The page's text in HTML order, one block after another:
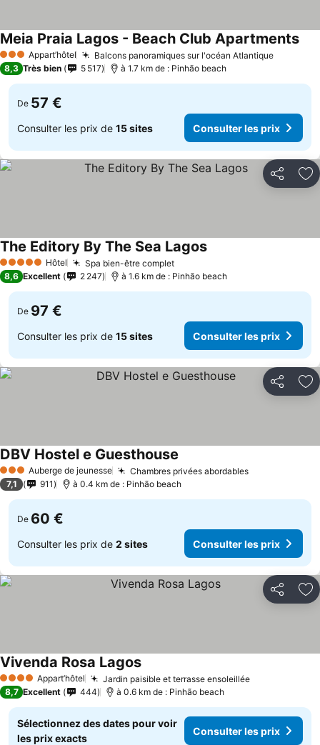
3 ÉtoilesAppart’hôtel Balcons panoramiques sur l'océan Atlantique
Meia Praia Lagos - Beach Club Apartments
8,3 Très bien 5 517 à 1.7 km de : Pinhão beach
De 57 €
Consulter les prix de 15 sites Consulter les prix
Partager
5 Étoiles Hôtel Spa bien-être completConsulter les prix
The Editory By The Sea LagosConsulter les prix
8,6 Excellent 2 247 à 1.6 km de : Pinhão beach
De 97 €
Consulter les prix de 15 sites Consulter les prix
Partager
3 ÉtoilesAuberge de jeunesse Chambres privées abordablesConsulter
DBV Hostel e Guesthouse
7,1 911 à 0.4 km de : Pinhão beach
De 60 €
Consulter les prix de 2 sites Consulter les prix
Partager
4 Étoiles Appart’hôtel Jardin paisible et terrasse ensoleilléeConsulter
Vivenda Rosa LagosConsulter les prix
8,7 Excellent 444 à 0.6 km de : Pinhão beach
Sélectionnez des dates pour voir
les prix exacts
Consulter les prix